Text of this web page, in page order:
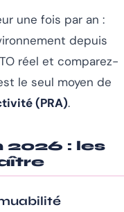
une fois par an :
depuis
réel et comparez-
le seul moyen de
(PRA).
2026 : les